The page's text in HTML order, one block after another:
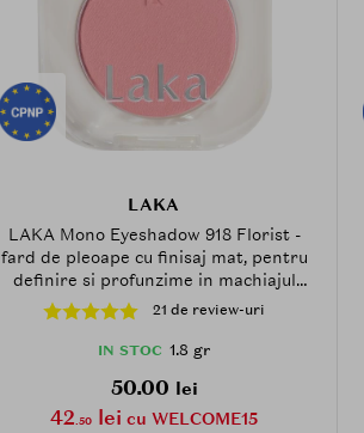
LAKA
LAKA Mono Eyeshadow 918 Florist -
fard de pleoape cu finisaj mat, pentru
definire si profunzime in machiajul
ochilor - 1.8 g21 de review-uri
IN STOC 1.8 gr
50.00 lei
42.50 lei cu WELCOME15